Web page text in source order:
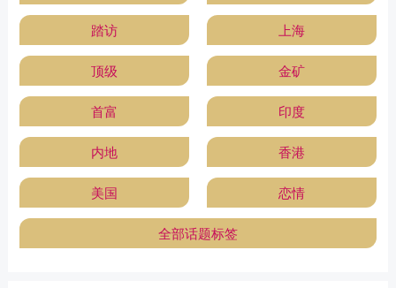
踏访 上海
顶级 金矿
首富 印度
内地 香港
美国 恋情
全部话题标签